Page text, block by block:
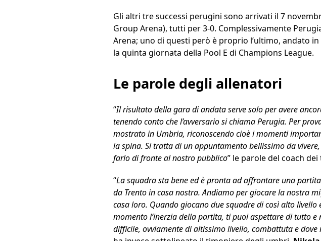
Gli altri tre successi perugini sono arrivati il 7
Group Arena), tutti per 3-0. Complessivamente
Arena; uno di questi però è proprio l’ultimo, andato
la quinta giornata della Pool E di Champions League.
Le parole degli allenatori
“Il risultato della gara di andata serve solo per avere
tenendo conto che l’avversario si chiama Perugia. Per
mostrato in Umbria, riconoscendo cioè i momenti
la spina. Si tratta di un appuntamento bellissimo da
farlo di fronte al nostro pubblico” le parole del coach
“La squadra sta bene ed è pronta ad affrontare una
da Trento in casa nostra. Andiamo per giocare la nostra
casa loro. Quando giocano due squadre di così alto
momento l’inerzia della partita, ti puoi aspettare di tutto
difficile, ovviamente di altissimo livello, combattuta e